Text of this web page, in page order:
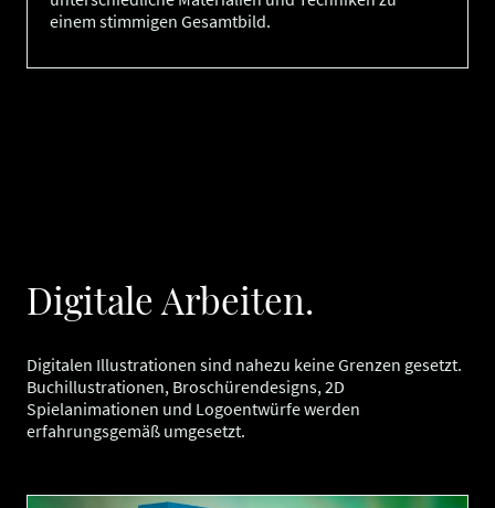
einem stimmigen Gesamtbild.
Digitale Arbeiten.
Digitalen Illustrationen sind nahezu keine Grenzen gesetzt.
Buchillustrationen, Broschürendesigns, 2D
Spielanimationen und Logoentwürfe werden
erfahrungsgemäß umgesetzt.